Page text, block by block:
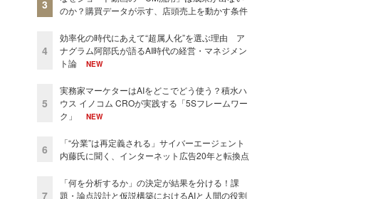
3
のか？購買データが示す、店頭売上を動かす条件
4
効率化の時代にあえて“超属人化”を選ぶ理由 ア
ナグラム阿部氏が語るAI時代の経営・マネジメン
ト論
NEW
5
実務家マーケターはAIをどこでどう使う？積水ハ
ウス イノコム CROが実践する「5Sフレームワー
ク」
NEW
6
「“分業”は再定義される」サイバーエージェント
内藤氏に聞く、インターネット広告20年と転換点
7
「何を分析するか」の決定が結果を分ける！課
題・論点設計と仮説構築におけるAIと人間の役割